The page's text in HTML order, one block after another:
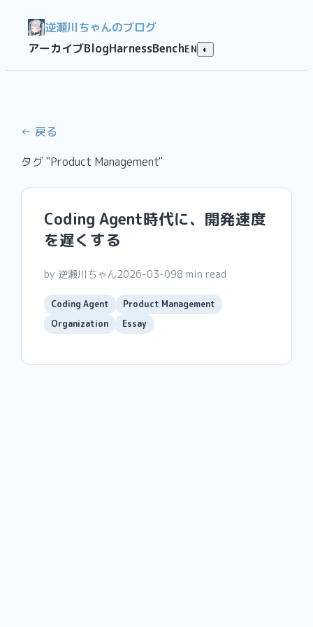
逆瀬川ちゃんのブログ
アーカイブBlogHarnessBenchEN ◐
← 戻る
タグ "Product Management"
Coding Agent時代に、開発速度
を遅くする
by 逆瀬川ちゃん2026-03-098 min read
Coding Agent
Product Management
Organization
Essay